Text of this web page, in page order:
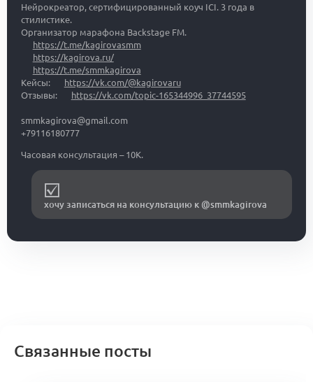
Нейрокреатор, сертифицированный коуч ICI. 3 года в
стилистике.
Организатор марафона Backstage FM.
https://t.me/kagirovasmm
https://kagirova.ru/
https://t.me/smmkagirova
Кейсы:
https://vk.com/@kagirovaru
Отзывы:
https://vk.com/topic-165344996_37744595
smmkagirova@gmail.com
+79116180777
Часовая консультация – 10К.
хочу записаться на консультацию к @smmkagirova
Связанные посты